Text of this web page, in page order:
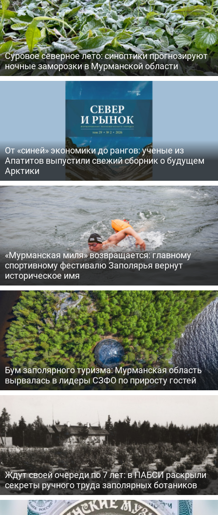
Суровое северное лето: синоптики прогнозируют
ночные заморозки в Мурманской области
От «синей» экономики до рангов: ученые из
Апатитов выпустили свежий сборник о будущем
Арктики
«Мурманская миля» возвращается: главному
спортивному фестивалю Заполярья вернут
историческое имя
Бум заполярного туризма: Мурманская область
вырвалась в лидеры СЗФО по приросту гостей
Ждут своей очереди по 7 лет: в ПАБСИ раскрыли
секреты ручного труда заполярных ботаников